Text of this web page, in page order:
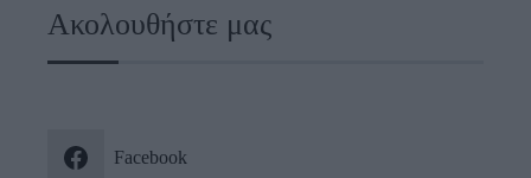
Ακολουθήστε μας
Facebook